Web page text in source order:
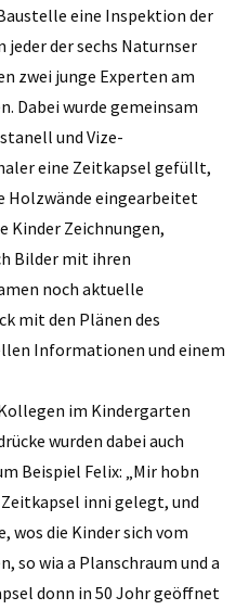
eine Inspektion der
der sechs Naturnser
zwei junge Experten am
Dabei wurde gemeinsam
und Vize-
eine Zeitkapsel gefüllt,
Holzwände eingearbeitet
Kinder Zeichnungen,
Bilder mit ihren
noch aktuelle
mit den Plänen des
Informationen und einem
im Kindergarten
wurden dabei auch
Beispiel Felix: „Mir hobn
inni gelegt, und
wos die Kinder sich vom
so wia a Planschraum und a
donn in 50 Johr geöffnet